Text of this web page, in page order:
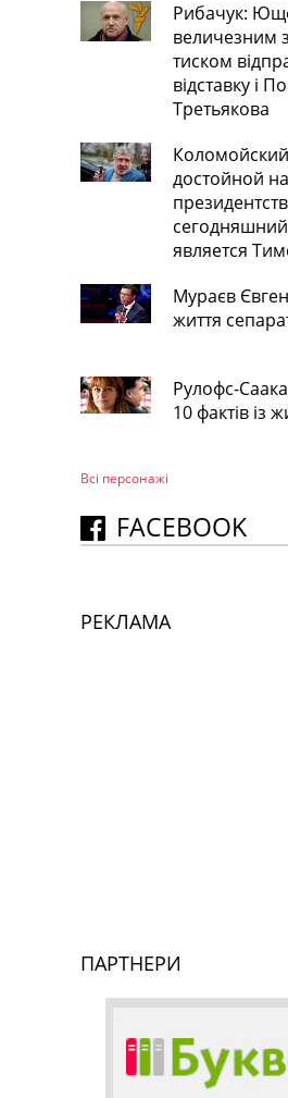
Рибачук:
величезним
тиском
відставку і
Третьякова
достойной на
является
Мураєв
життя
Рулофс-
10 фактів із
Всі персонажi
FACEBOOK
РЕКЛАМА
ПАРТНЕРИ